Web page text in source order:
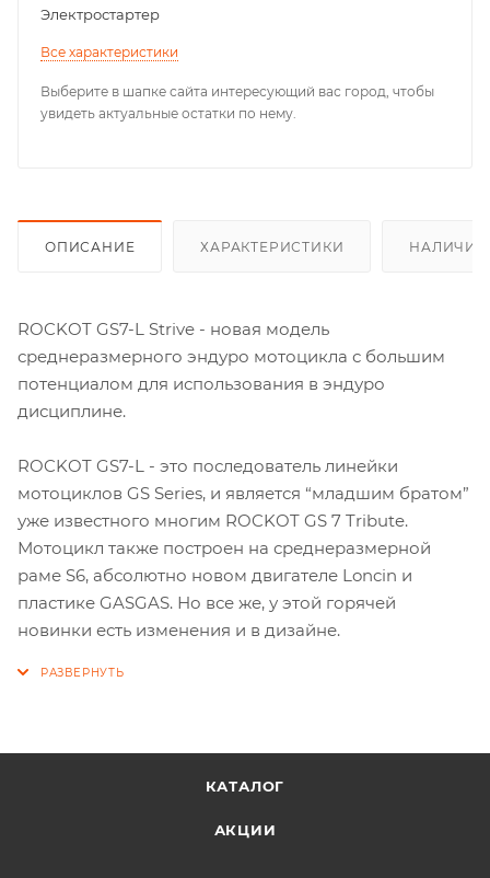
Электростартер
Все характеристики
Выберите в шапке сайта интересующий вас город, чтобы
увидеть актуальные остатки по нему.
ОПИСАНИЕ ХАРАКТЕРИСТИКИ НАЛИЧИЕ
ROCKOT GS7-L Strive - новая модель
среднеразмерного эндуро мотоцикла с большим
потенциалом для использования в эндуро
дисциплине.
ROCKOT GS7-L - это последователь линейки
мотоциклов GS Series, и является “младшим братом”
уже известного многим ROCKOT GS 7 Tribute.
Мотоцикл также построен на среднеразмерной
раме S6, абсолютно новом двигателе Loncin и
пластике GASGAS. Но все же, у этой горячей
новинки есть изменения и в дизайне.
КАТАЛОГ
АКЦИИ